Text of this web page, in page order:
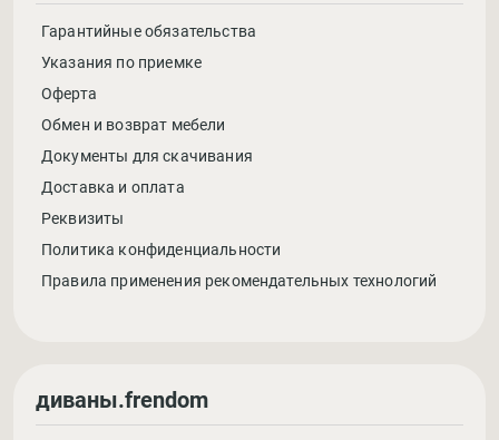
Гарантийные обязательства
Указания по приемке
Оферта
Обмен и возврат мебели
Документы для скачивания
Доставка и оплата
Реквизиты
Политика конфиденциальности
Правила применения рекомендательных технологий
диваны.frendom